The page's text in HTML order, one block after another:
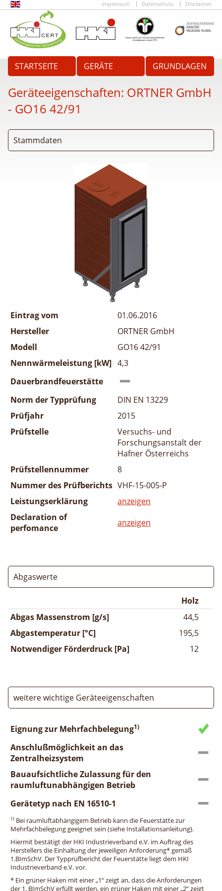
Impressum Datenschutz Disclaimer
STARTSEITE GERÄTE GRUNDLAGEN
Geräteeigenschaften: ORTNER GmbH
- GO16 42/91
Stammdaten
Eintrag vom
01.06.2016
Hersteller
ORTNER GmbH
Modell
GO16 42/91
Nennwärmeleistung [kW] 4,3
Dauerbrandfeuerstätte
Norm der Typprüfung
DIN EN 13229
Prüfjahr
2015
Prüfstelle
Versuchs- und
Forschungsanstalt der
Hafner Österreichs
Prüfstellennummer
8
Nummer des Prüfberichts VHF-15-005-P
Leistungserklärung
anzeigen
Declaration of
perfomance
anzeigen
Abgaswerte
Holz
Abgas Massenstrom [g/s]
44,5
Abgastemperatur [°C]
195,5
Notwendiger Förderdruck [Pa]
12
weitere wichtige Geräteeigenschaften
Eignung zur Mehrfachbelegung1)
Anschlußmöglichkeit an das
Zentralheizsystem
Bauaufsichtliche Zulassung für den
raumluftunabhängigen Betrieb
Gerätetyp nach EN 16510-1
1) Bei raumluftabhängigem Betrieb kann die Feuerstätte zur
Mehrfachbelegung geeignet sein (siehe Installationsanleitung).
Hiermit bestätigt der HKI Industrieverband e.V. im Auftrag des
Herstellers die Einhaltung der jeweiligen Anforderung* gemäß
1.BImSchV. Der Typprüfbericht der Feuerstätte liegt dem HKI
Industrieverband e.V. vor.
* Ein grüner Haken mit einer „1“ zeigt an, dass die Anforderungen
der 1. BImSchV erfüllt werden, ein grüner Haken mit einer „2“ zeigt